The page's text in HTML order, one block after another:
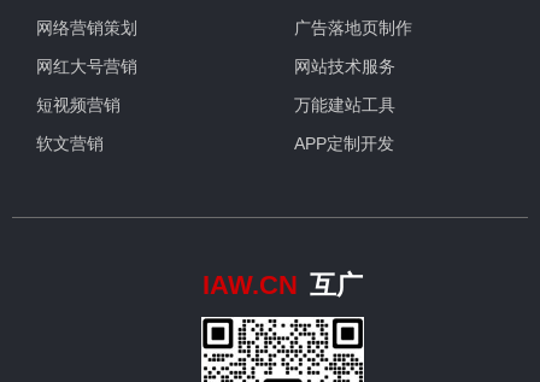
网络营销策划
网红大号营销
短视频营销
软文营销
广告落地页制作
网站技术服务
万能建站工具
APP定制开发
IAW.CN 互广